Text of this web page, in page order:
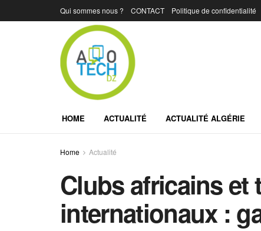
Qui sommes nous ? CONTACT Politique de confidentialité
HOME ACTUALITÉ ACTUALITÉ ALGÉRIE
Home Actualité
Clubs africains et
internationaux :